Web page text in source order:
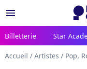
menu
Billetterie Star
Accueil / Artistes / Pop,